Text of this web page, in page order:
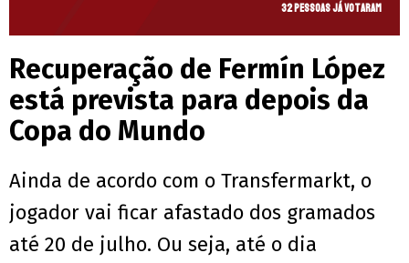
32 pessoas já votaram
Recuperação de Fermín López
está prevista para depois da
Copa do Mundo
Ainda de acordo com o Transfermarkt, o
jogador vai ficar afastado dos gramados
até 20 de julho. Ou seja, até o dia